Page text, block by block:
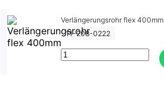
Verlängerungsrohr flex 400mm
11-208-0222